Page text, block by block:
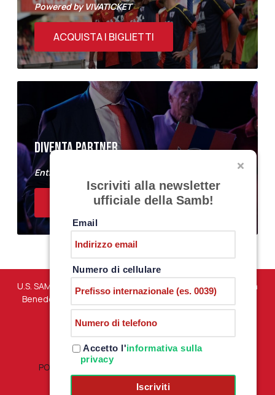
Powered by VIVATICKET
ACQUISTA I BIGLIETTI
DIVENTA PARTNER
Entra a far parte del Samb Business Club
ACQUISTA I BIGLIETTI
U.S. SAMBENEDETTESE – Via Martiri di Marzabotto snc – San
Benedetto del Tronto (AP) – P.iva 01198610444 –
POLICY
Iscriviti alla newsletter
ufficiale della Samb!
Email
Numero di cellulare
Accetto l'informativa sulla
privacy
Iscriviti
POLITICA RESI E RIMBORSI